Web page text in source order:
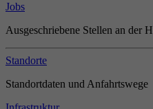
Jobs
Ausgeschriebene Stellen an der
Standorte
Standortdaten und Anfahrtswege